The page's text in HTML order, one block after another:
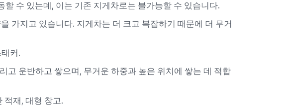
수 있는데, 이는 기존 지게차로는 불가능할 수 있습니다.
가지고 있습니다. 지게차는 더 크고 복잡하기 때문에 더 무거
커.
고 운반하고 쌓으며, 무거운 하중과 높은 위치에 쌓는 데 적합
적재, 대형 창고.